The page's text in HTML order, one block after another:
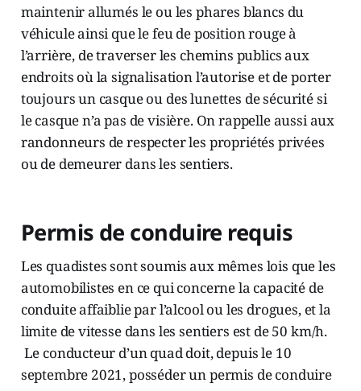
maintenir allumés le ou les phares blancs du
véhicule ainsi que le feu de position rouge à
l’arrière, de traverser les chemins publics aux
endroits où la signalisation l’autorise et de porter
toujours un casque ou des lunettes de sécurité si
le casque n’a pas de visière. On rappelle aussi aux
randonneurs de respecter les propriétés privées
ou de demeurer dans les sentiers.
Permis de conduire requis
Les quadistes sont soumis aux mêmes lois que les
automobilistes en ce qui concerne la capacité de
conduite affaiblie par l’alcool ou les drogues, et la
limite de vitesse dans les sentiers est de 50 km/h.
Le conducteur d’un quad doit, depuis le 10
septembre 2021, posséder un permis de conduire